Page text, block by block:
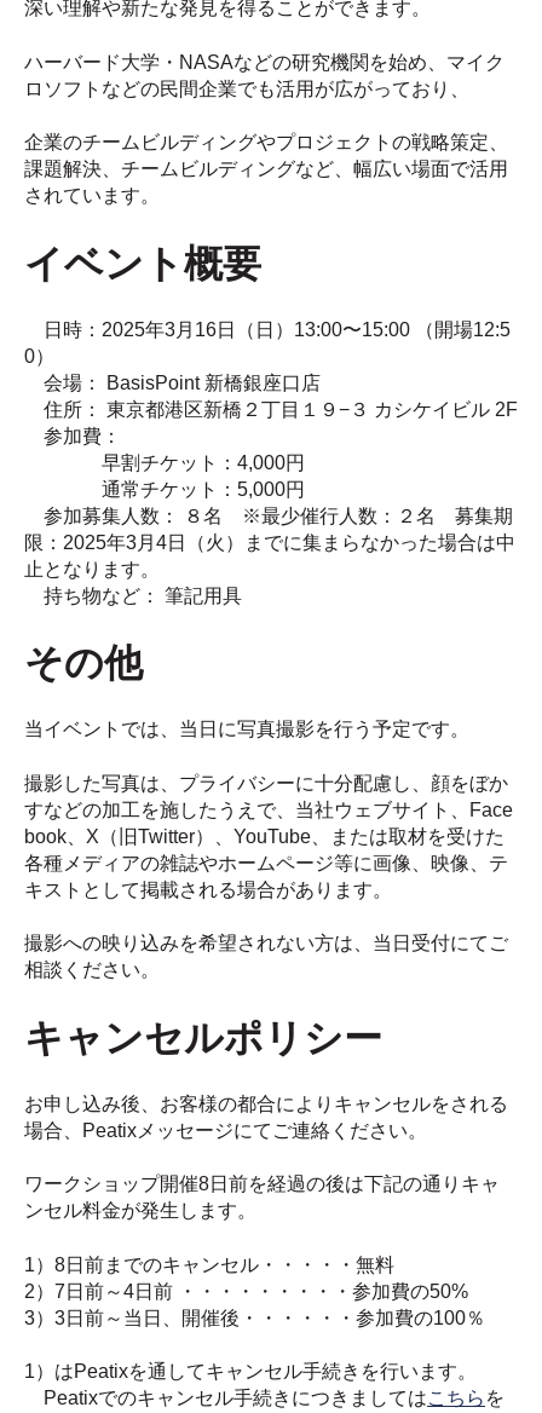
深い理解や新たな発見を得ることができます。
ハーバード大学・NASAなどの研究機関を始め、マイク
ロソフトなどの民間企業でも活用が広がっており、
企業のチームビルディングやプロジェクトの戦略策定、
課題解決、チームビルディングなど、幅広い場面で活用
されています。
イベント概要
日時：2025年3月16日（日）13:00〜15:00 （開場12:5
0）
会場： BasisPoint 新橋銀座口店
住所： 東京都港区新橋２丁目１９−３ カシケイビル 2F
参加費：
早割チケット：4,000円
通常チケット：5,000円
参加募集人数： ８名 ※最少催行人数：２名 募集期
限：2025年3月4日（火）までに集まらなかった場合は中
止となります。
持ち物など： 筆記用具
その他
当イベントでは、当日に写真撮影を行う予定です。
撮影した写真は、プライバシーに十分配慮し、顔をぼか
すなどの加工を施したうえで、当社ウェブサイト、Face
book、X（旧Twitter）、YouTube、または取材を受けた
各種メディアの雑誌やホームページ等に画像、映像、テ
キストとして掲載される場合があります。
撮影への映り込みを希望されない方は、当日受付にてご
相談ください。
キャンセルポリシー
お申し込み後、お客様の都合によりキャンセルをされる
場合、Peatixメッセージにてご連絡ください。
ワークショップ開催8日前を経過の後は下記の通りキャ
ンセル料金が発生します。
1）8日前までのキャンセル・・・・・無料
2）7日前～4日前 ・・・・・・・・・参加費の50%
3）3日前～当日、開催後・・・・・・参加費の100％
1）はPeatixを通してキャンセル手続きを行います。
Peatixでのキャンセル手続きにつきましてはこちら を